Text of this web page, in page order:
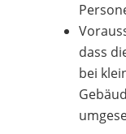
dass
bei